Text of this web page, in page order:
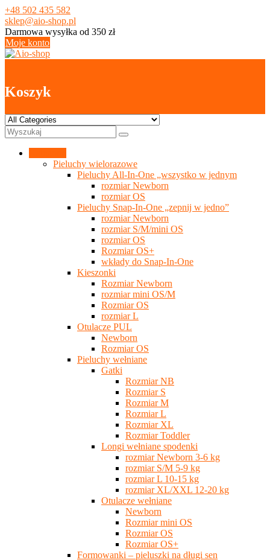
Skip
to
content
+48 502 435 582
sklep@aio-shop.pl
Darmowa wysyłka od 350 zł
Moje konto
Koszyk
Pieluchy wielorazowe
Pieluchy All-In-One „wszystko w jednym
rozmiar Newborn
rozmiar OS
Pieluchy Snap-In-One „zepnij w jedno”
rozmiar Newborn
rozmiar S/M/mini OS
rozmiar OS
Rozmiar OS+
wkłady do Snap-In-One
Kieszonki
Rozmiar Newborn
rozmiar mini OS/M
Rozmiar OS
rozmiar L
Otulacze PUL
Newborn
Rozmiar OS
Pieluchy wełniane
Gatki
Rozmiar NB
Rozmiar S
Rozmiar M
Rozmiar L
Rozmiar XL
Rozmiar Toddler
Longi wełniane spodenki
rozmiar Newborn 3-6 kg
rozmiar S/M 5-9 kg
rozmiar L 10-15 kg
rozmiar XL/XXL 12-20 kg
Otulacze wełniane
Newborn
Rozmiar mini OS
Rozmiar OS
Rozmiar OS+
Formowanki – pieluszki na długi sen